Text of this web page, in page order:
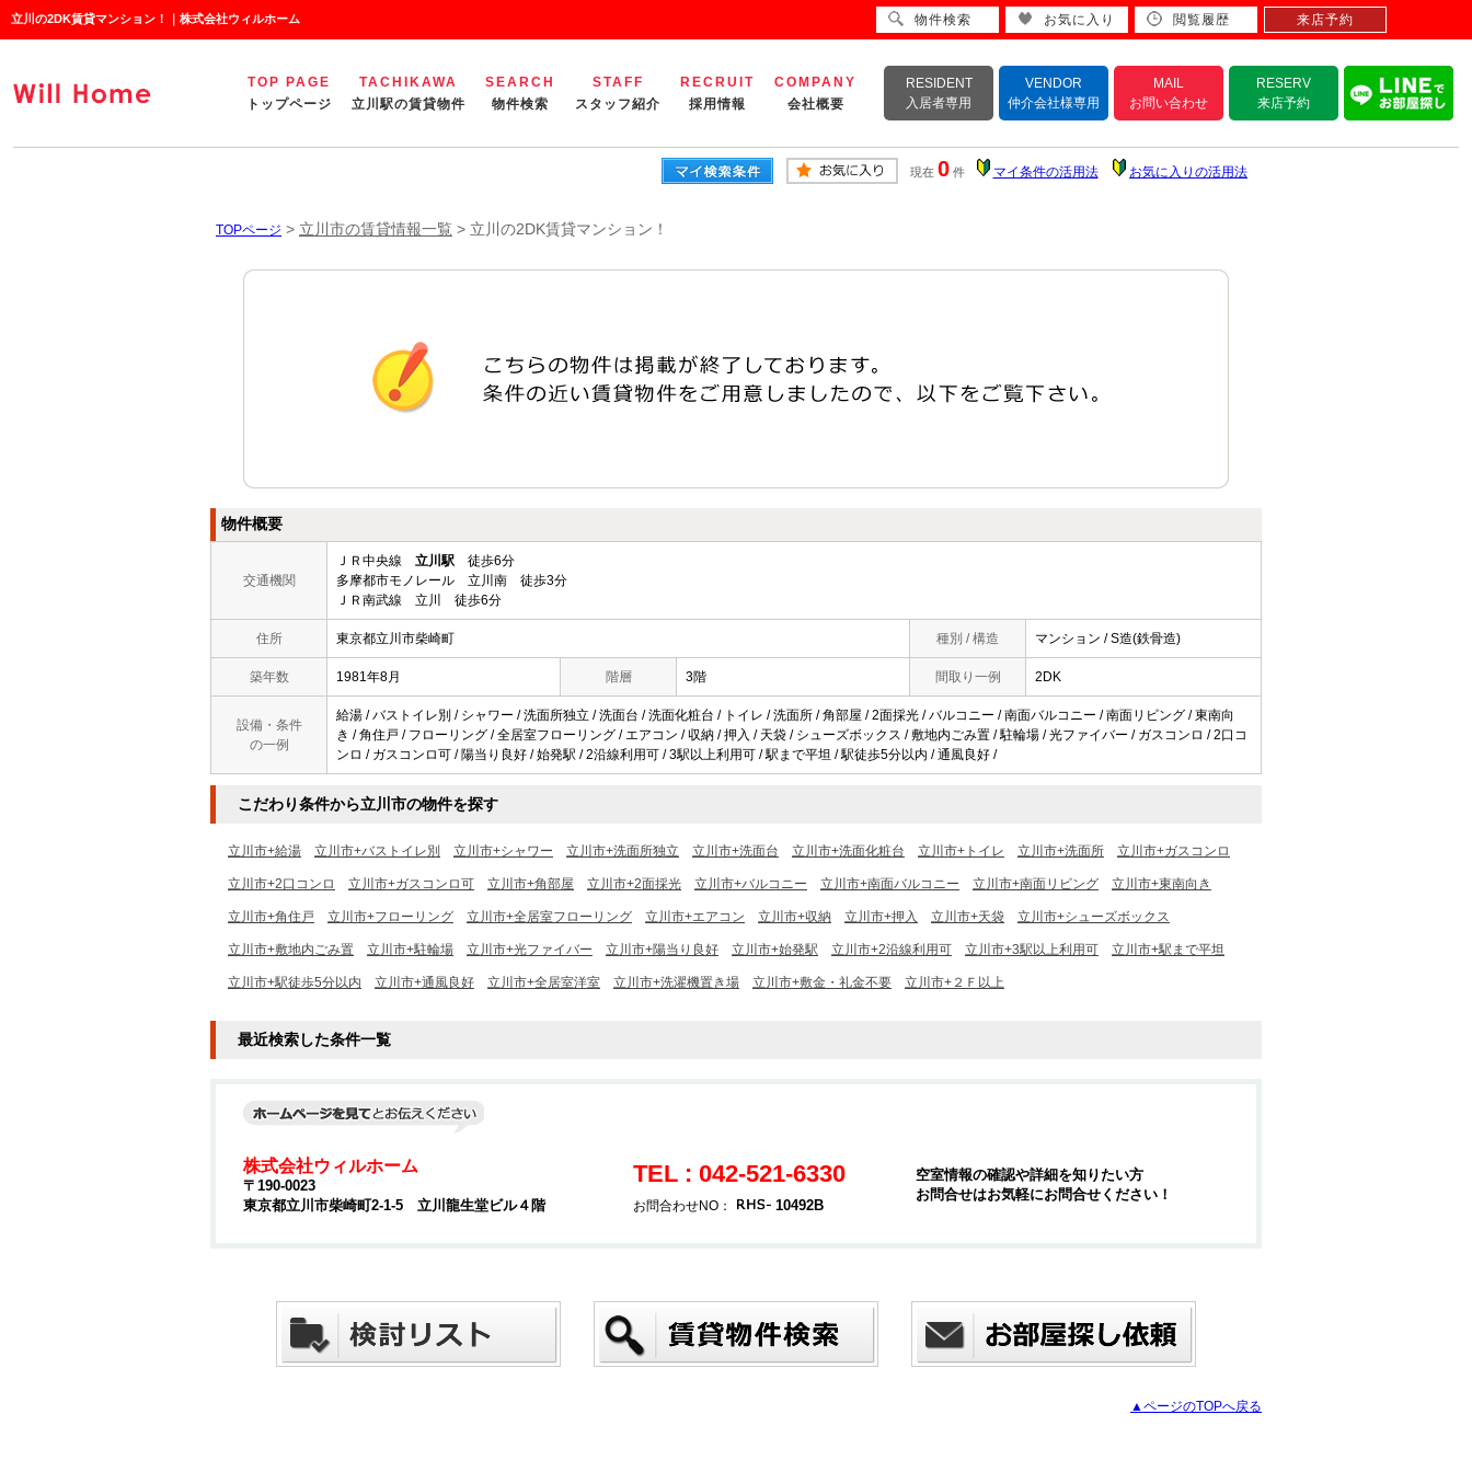
立川の2DK賃貸マンション！｜株式会社ウィルホーム
TOP PAGE
トップページ
TACHIKAWA
立川駅の賃貸物件
SEARCH
物件検索
STAFF
スタッフ紹介
RECRUIT
採用情報
COMPANY
会社概要
RESIDENT
入居者専用
VENDOR
仲介会社様専用
MAIL
お問い合わせ
RESERV
来店予約
現在 0 件 マイ条件の活用法 お気に入りの活用法
TOPページ > 立川市の賃貸情報一覧 > 立川の2DK賃貸マンション！
物件概要
交通機関
ＪＲ中央線 立川駅 徒歩6分
多摩都市モノレール 立川南 徒歩3分
ＪＲ南武線 立川 徒歩6分
住所 東京都立川市柴崎町 種別 / 構造 マンション / S造(鉄骨造)
築年数 1981年8月 階層 3階 間取り一例 2DK
設備・条件
の一例
給湯 / バストイレ別 / シャワー / 洗面所独立 / 洗面台 / 洗面化粧台 / トイレ / 洗面所 / 角部屋 / 2面採光 / バルコニー / 南面バルコニー / 南面リビング / 東南向
き / 角住戸 / フローリング / 全居室フローリング / エアコン / 収納 / 押入 / 天袋 / シューズボックス / 敷地内ごみ置 / 駐輪場 / 光ファイバー / ガスコンロ / 2口コ
ンロ / ガスコンロ可 / 陽当り良好 / 始発駅 / 2沿線利用可 / 3駅以上利用可 / 駅まで平坦 / 駅徒歩5分以内 / 通風良好 /
こだわり条件から立川市の物件を探す
立川市+給湯 立川市+バストイレ別 立川市+シャワー 立川市+洗面所独立 立川市+洗面台 立川市+洗面化粧台 立川市+トイレ 立川市+洗面所 立川市+ガスコンロ
立川市+2口コンロ 立川市+ガスコンロ可 立川市+角部屋 立川市+2面採光 立川市+バルコニー 立川市+南面バルコニー 立川市+南面リビング 立川市+東南向き
立川市+角住戸 立川市+フローリング 立川市+全居室フローリング 立川市+エアコン 立川市+収納 立川市+押入 立川市+天袋 立川市+シューズボックス
立川市+敷地内ごみ置 立川市+駐輪場 立川市+光ファイバー 立川市+陽当り良好 立川市+始発駅 立川市+2沿線利用可 立川市+3駅以上利用可 立川市+駅まで平坦
立川市+駅徒歩5分以内 立川市+通風良好 立川市+全居室洋室 立川市+洗濯機置き場 立川市+敷金・礼金不要 立川市+２Ｆ以上
最近検索した条件一覧
株式会社ウィルホーム
〒190-0023
東京都立川市柴崎町2-1-5 立川龍生堂ビル４階
TEL : 042-521-6330
お問合わせNO： 10492B
空室情報の確認や詳細を知りたい方
お問合せはお気軽にお問合せください！
▲ページのTOPへ戻る
物件検索 お気に入り 閲覧履歴 来店予約